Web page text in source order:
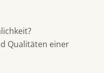
Qualitäten einer